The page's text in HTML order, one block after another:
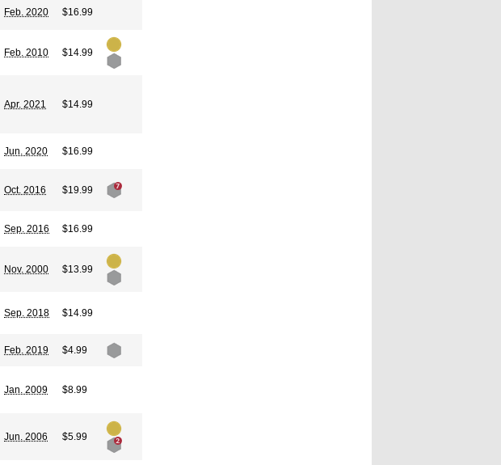
Feb. 2020 $16.99
Feb. 2010 $14.99
Apr. 2021 $14.99
Jun. 2020 $16.99
Oct. 2016 $19.99
Sep. 2016 $16.99
Nov. 2000 $13.99
Sep. 2018 $14.99
Feb. 2019 $4.99
Jan. 2009 $8.99
Jun. 2006 $5.99